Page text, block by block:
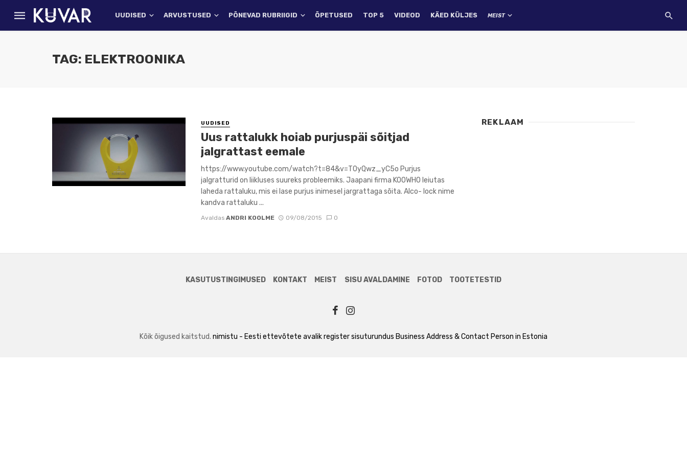
UUDISED ARVUSTUSED PÕNEVAD RUBRIIGID ÕPETUSED TOP 5 VIDEOD KÄED KÜLJES MEIST
TAG: ELEKTROONIKA
UUDISED
Uus rattalukk hoiab purjuspäi sõitjad
jalgrattast eemale
https://www.youtube.com/watch?t=84&v=T0yQwz_yC5o Purjus
jalgratturid on liikluses suureks probleemiks. Jaapani firma KOOWHO leiutas
laheda rattaluku, mis ei lase purjus inimesel jargrattaga sõita. Alco- lock nime
kandva rattaluku ...
Avaldas ANDRI KOOLME 09/08/2015 0
REKLAAM
KASUTUSTINGIMUSED KONTAKT MEIST SISU AVALDAMINE FOTOD TOOTETESTID
Kõik õigused kaitstud. nimistu - Eesti ettevõtete avalik registersisuturundus Business Address & Contact Person in Estonia